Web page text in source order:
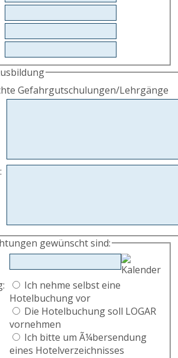
Gefahrgutschulungen/Lehrgänge
:
gewünscht sind:
Ich nehme selbst eine
Hotelbuchung vor
Die Hotelbuchung soll LOGAR
vornehmen
Ich bitte um Ã¼bersendung
eines Hotelverzeichnisses